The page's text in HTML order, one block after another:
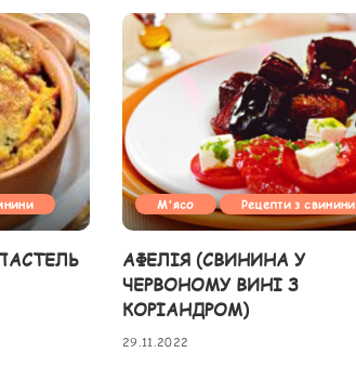
ПАСТЕЛЬ
М'ясо Рецепти з свинини
АФЕЛІЯ (СВИНИНА У
ЧЕРВОНОМУ ВИНІ З
КОРІАНДРОМ)
29.11.2022